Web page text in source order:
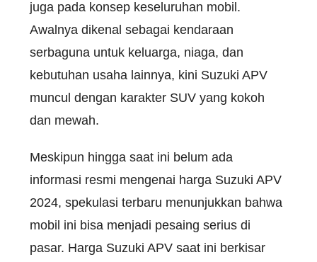
juga pada konsep keseluruhan mobil.
Awalnya dikenal sebagai kendaraan
serbaguna untuk keluarga, niaga, dan
kebutuhan usaha lainnya, kini Suzuki APV
muncul dengan karakter SUV yang kokoh
dan mewah.
Meskipun hingga saat ini belum ada
informasi resmi mengenai harga Suzuki APV
2024, spekulasi terbaru menunjukkan bahwa
mobil ini bisa menjadi pesaing serius di
pasar. Harga Suzuki APV saat ini berkisar